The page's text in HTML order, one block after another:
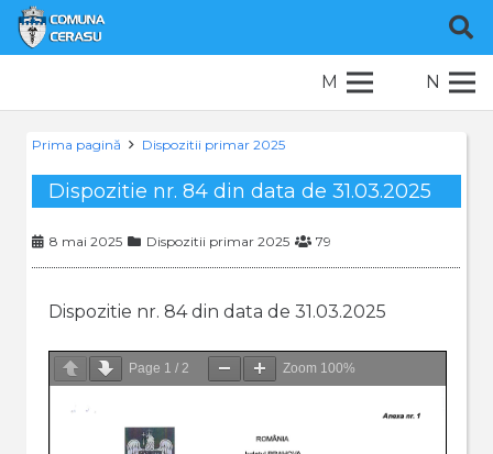
M N
Prima pagină Dispozitii primar 2025
Dispozitie nr. 84 din data de 31.03.2025
8 mai 2025 Dispozitii primar 2025 79
Dispozitie nr. 84 din data de 31.03.2025
Page 1 / 2 Zoom 100%